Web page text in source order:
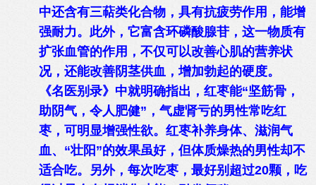
中还含有三萜类化合物，具有抗疲劳作用，能增
强耐力。此外，它富含环磷酸腺苷，这一物质有
扩张血管的作用，不仅可以改善心肌的营养状
况，还能改善阴茎供血，增加勃起的硬度。
《名医别录》中就明确指出，红枣能“坚筋骨，
助阴气，令人肥健”，气虚肾亏的男性常吃红
枣，可明显增强性欲。红枣补养身体、滋润气
血、“壮阳”的效果虽好，但体质燥热的男性却不
适合吃。另外，每次吃枣，最好别超过20颗，吃